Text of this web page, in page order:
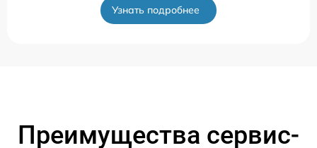
Узнать подробнее
Преимущества сервис-